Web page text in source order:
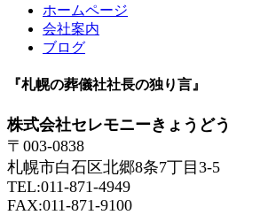
ホームページ
会社案内
ブログ
『札幌の葬儀社社長の独り言』
株式会社セレモニーきょうどう
〒003-0838
札幌市白石区北郷8条7丁目3-5
TEL:011-871-4949
FAX:011-871-9100